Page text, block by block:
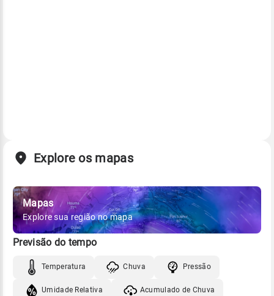
Explore os mapas
Mapas
Explore sua região no mapa
Previsão do tempo
Temperatura Chuva Pressão
Umidade Relativa Acumulado de Chuva